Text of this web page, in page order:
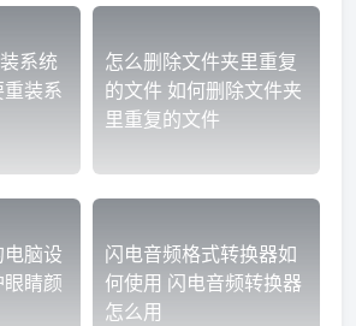
系统
装系
怎么删除文件夹里重复
的文件 如何删除文件夹
里重复的文件
脑设
睛颜
闪电音频格式转换器如
何使用 闪电音频转换器
怎么用